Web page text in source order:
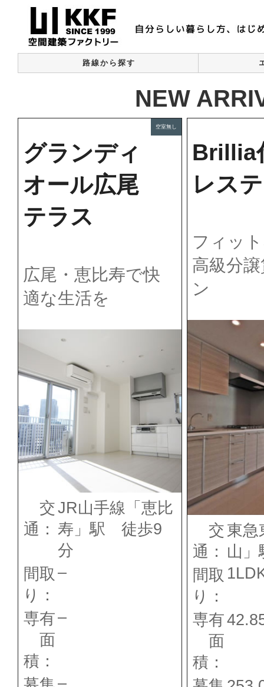
路線から探す
NEW
グランディ
オール広尾
テラス
広尾・恵比寿で快
適な生活を
交
通：
JR山手線「恵比
寿」駅 徒歩9
分
間取
り：
–
専有
面
積：
–
–
空室無し
Brillia
レス
フィッ
高級分
ン
交
通：
東急
山
間取
り：
専有
面
積：